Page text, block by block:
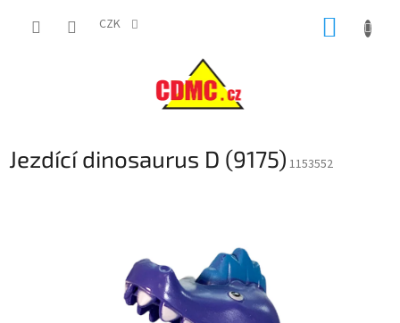
CZK
Jezdící dinosaurus D (9175) 1153552